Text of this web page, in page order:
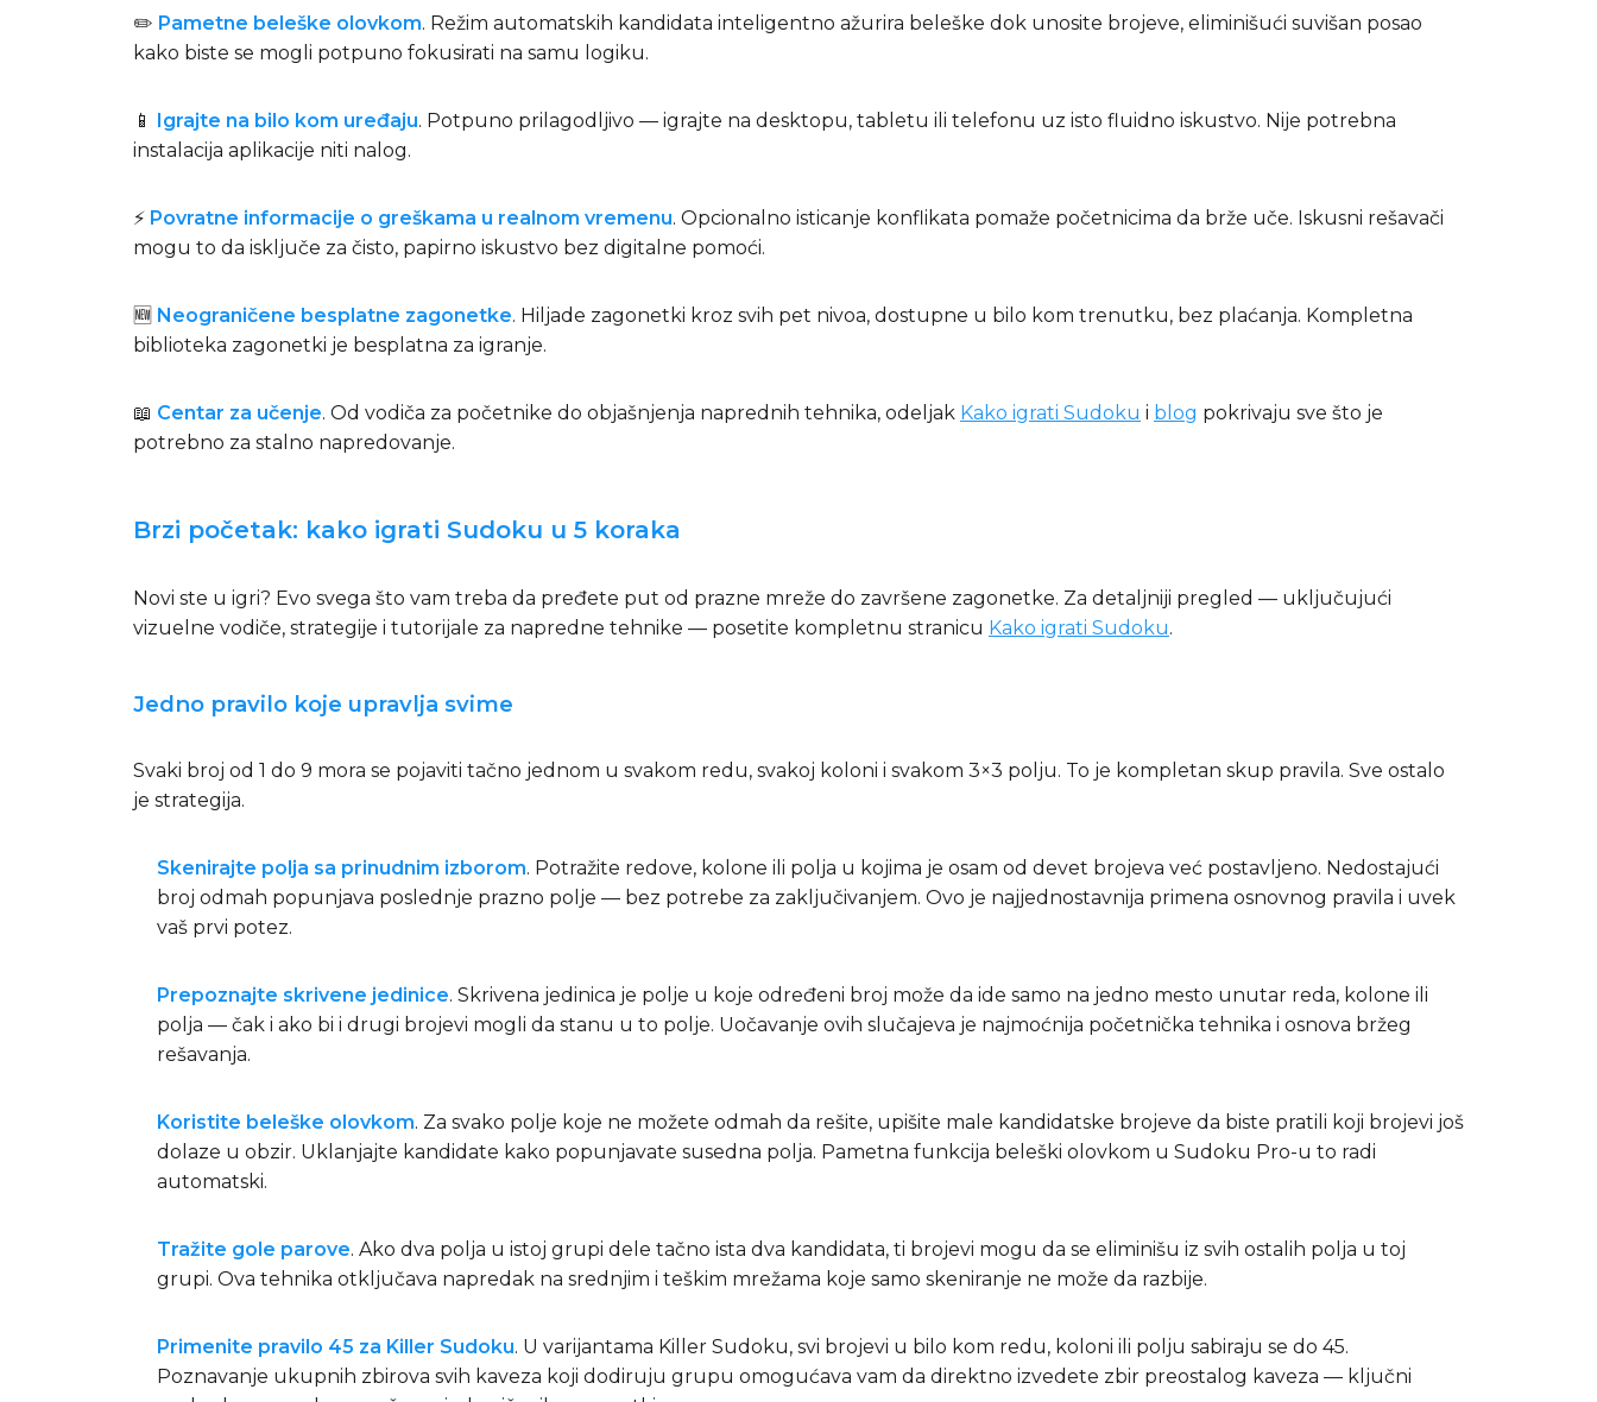
✏️ Pametne beleške olovkom. Režim automatskih kandidata inteligentno ažurira beleške dok unosite brojeve, eliminišući suvišan posao
kako biste se mogli potpuno fokusirati na samu logiku.
📱 Igrajte na bilo kom uređaju. Potpuno prilagodljivo — igrajte na desktopu, tabletu ili telefonu uz isto fluidno iskustvo. Nije potrebna
instalacija aplikacije niti nalog.
⚡ Povratne informacije o greškama u realnom vremenu. Opcionalno isticanje konflikata pomaže početnicima da brže uče. Iskusni rešavači
mogu to da isključe za čisto, papirno iskustvo bez digitalne pomoći.
🆕 Neograničene besplatne zagonetke. Hiljade zagonetki kroz svih pet nivoa, dostupne u bilo kom trenutku, bez plaćanja. Kompletna
biblioteka zagonetki je besplatna za igranje.
📖 Centar za učenje. Od vodiča za početnike do objašnjenja naprednih tehnika, odeljak Kako igrati Sudoku i blog pokrivaju sve što je
potrebno za stalno napredovanje.
Brzi početak: kako igrati Sudoku u 5 koraka
Novi ste u igri? Evo svega što vam treba da pređete put od prazne mreže do završene zagonetke. Za detaljniji pregled — uključujući
vizuelne vodiče, strategije i tutorijale za napredne tehnike — posetite kompletnu stranicu Kako igrati Sudoku.
Jedno pravilo koje upravlja svime
Svaki broj od 1 do 9 mora se pojaviti tačno jednom u svakom redu, svakoj koloni i svakom 3×3 polju. To je kompletan skup pravila. Sve ostalo
je strategija.
Skenirajte polja sa prinudnim izborom. Potražite redove, kolone ili polja u kojima je osam od devet brojeva već postavljeno. Nedostajući
broj odmah popunjava poslednje prazno polje — bez potrebe za zaključivanjem. Ovo je najjednostavnija primena osnovnog pravila i uvek
vaš prvi potez.
Prepoznajte skrivene jedinice. Skrivena jedinica je polje u koje određeni broj može da ide samo na jedno mesto unutar reda, kolone ili
polja — čak i ako bi i drugi brojevi mogli da stanu u to polje. Uočavanje ovih slučajeva je najmoćnija početnička tehnika i osnova bržeg
rešavanja.
Koristite beleške olovkom. Za svako polje koje ne možete odmah da rešite, upišite male kandidatske brojeve da biste pratili koji brojevi još
dolaze u obzir. Uklanjajte kandidate kako popunjavate susedna polja. Pametna funkcija beleški olovkom u Sudoku Pro-u to radi
automatski.
Tražite gole parove. Ako dva polja u istoj grupi dele tačno ista dva kandidata, ti brojevi mogu da se eliminišu iz svih ostalih polja u toj
grupi. Ova tehnika otključava napredak na srednjim i teškim mrežama koje samo skeniranje ne može da razbije.
Primenite pravilo 45 za Killer Sudoku. U varijantama Killer Sudoku, svi brojevi u bilo kom redu, koloni ili polju sabiraju se do 45.
Poznavanje ukupnih zbirova svih kaveza koji dodiruju grupu omogućava vam da direktno izvedete zbir preostalog kaveza — ključni